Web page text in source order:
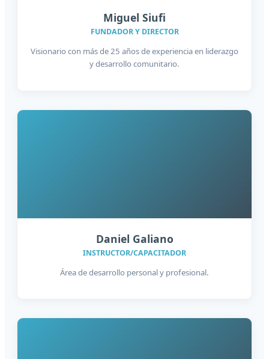
Miguel Siufi
FUNDADOR Y DIRECTOR
Visionario con más de 25 años de experiencia en liderazgo
y desarrollo comunitario.
Daniel Galiano
INSTRUCTOR/CAPACITADOR
Área de desarrollo personal y profesional.